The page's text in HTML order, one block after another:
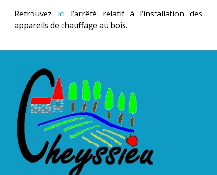
Retrouvez ici l’arrêté relatif à l’installation des
appareils de chauffage au bois.